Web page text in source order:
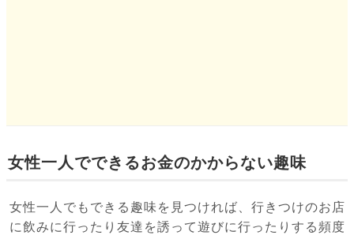
女性一人でできるお金のかからない趣味
女性一人でもできる趣味を見つければ、行きつけのお店
に飲みに行ったり友達を誘って遊びに行ったりする頻度